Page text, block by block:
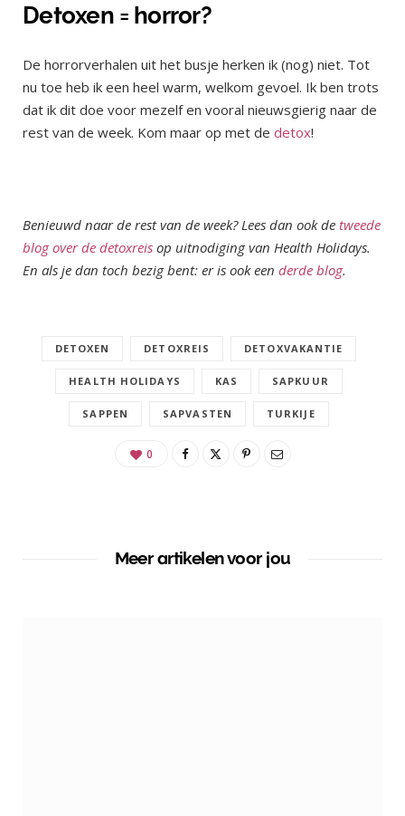
Detoxen = horror?
De horrorverhalen uit het busje herken ik (nog) niet. Tot
nu toe heb ik een heel warm, welkom gevoel. Ik ben trots
dat ik dit doe voor mezelf en vooral nieuwsgierig naar de
rest van de week. Kom maar op met de detox!
Benieuwd naar de rest van de week? Lees dan ook de tweede
blog over de detoxreis op uitnodiging van Health Holidays.
En als je dan toch bezig bent: er is ook een derde blog.
DETOXEN DETOXREIS DETOXVAKANTIE
HEALTH HOLIDAYS KAS SAPKUUR
SAPPEN SAPVASTEN TURKIJE
0
Meer artikelen voor jou